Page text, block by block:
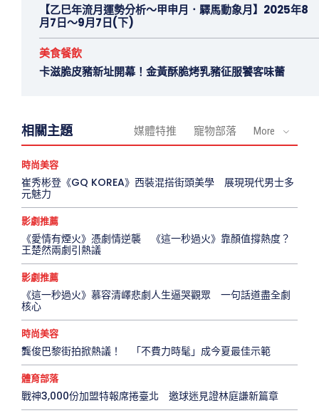
【乙巳年流月運勢分析～甲申月．驛馬動象月】2025年8
月7日～9月7日(下)
美食餐飲
卡滋脆皮豬新址開幕！金黃酥脆烤乳豬征服饕客味蕾
相關主題 媒體特推 寵物部落 More
時尚美容
崔秀彬登《GQ KOREA》西裝混搭街頭美學 展現現代男士多
元魅力
影劇推薦
《愛情有煙火》憑劇情逆襲 《這一秒過火》靠顏值撐熱度？
王楚然兩劇引熱議
影劇推薦
《這一秒過火》慕容清嶧悲劇人生逼哭觀眾 一句話道盡全劇
核心
時尚美容
龔俊巴黎街拍掀熱議！ 「不費力時髦」成今夏最佳示範
體育部落
戰神3,000份加盟特報席捲臺北 邀球迷見證林庭謙新篇章